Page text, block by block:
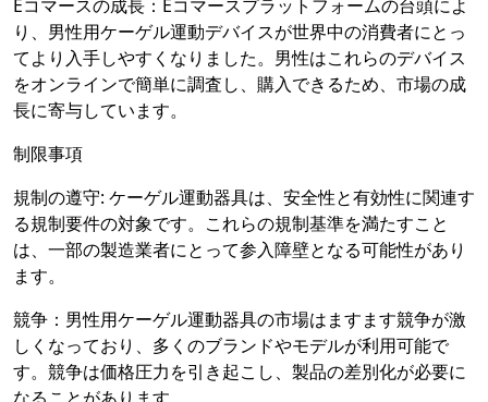
Eコマースの成長：Eコマースプラットフォームの台頭によ
り、男性用ケーゲル運動デバイスが世界中の消費者にとっ
てより入手しやすくなりました。男性はこれらのデバイス
をオンラインで簡単に調査し、購入できるため、市場の成
長に寄与しています。
制限事項
規制の遵守: ケーゲル運動器具は、安全性と有効性に関連す
る規制要件の対象です。これらの規制基準を満たすこと
は、一部の製造業者にとって参入障壁となる可能性があり
ます。
競争：男性用ケーゲル運動器具の市場はますます競争が激
しくなっており、多くのブランドやモデルが利用可能で
す。競争は価格圧力を引き起こし、製品の差別化が必要に